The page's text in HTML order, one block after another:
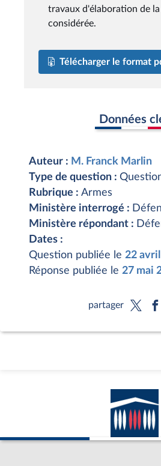
travaux d'élaboration de
considérée.
Télécharger le format
Données
Auteur : M. Franck Marlin
Type de question :
Rubrique : Armes
Ministère interrogé :
Ministère répondant :
Dates :
Question publiée le 22
Réponse publiée le 27 mai
partager